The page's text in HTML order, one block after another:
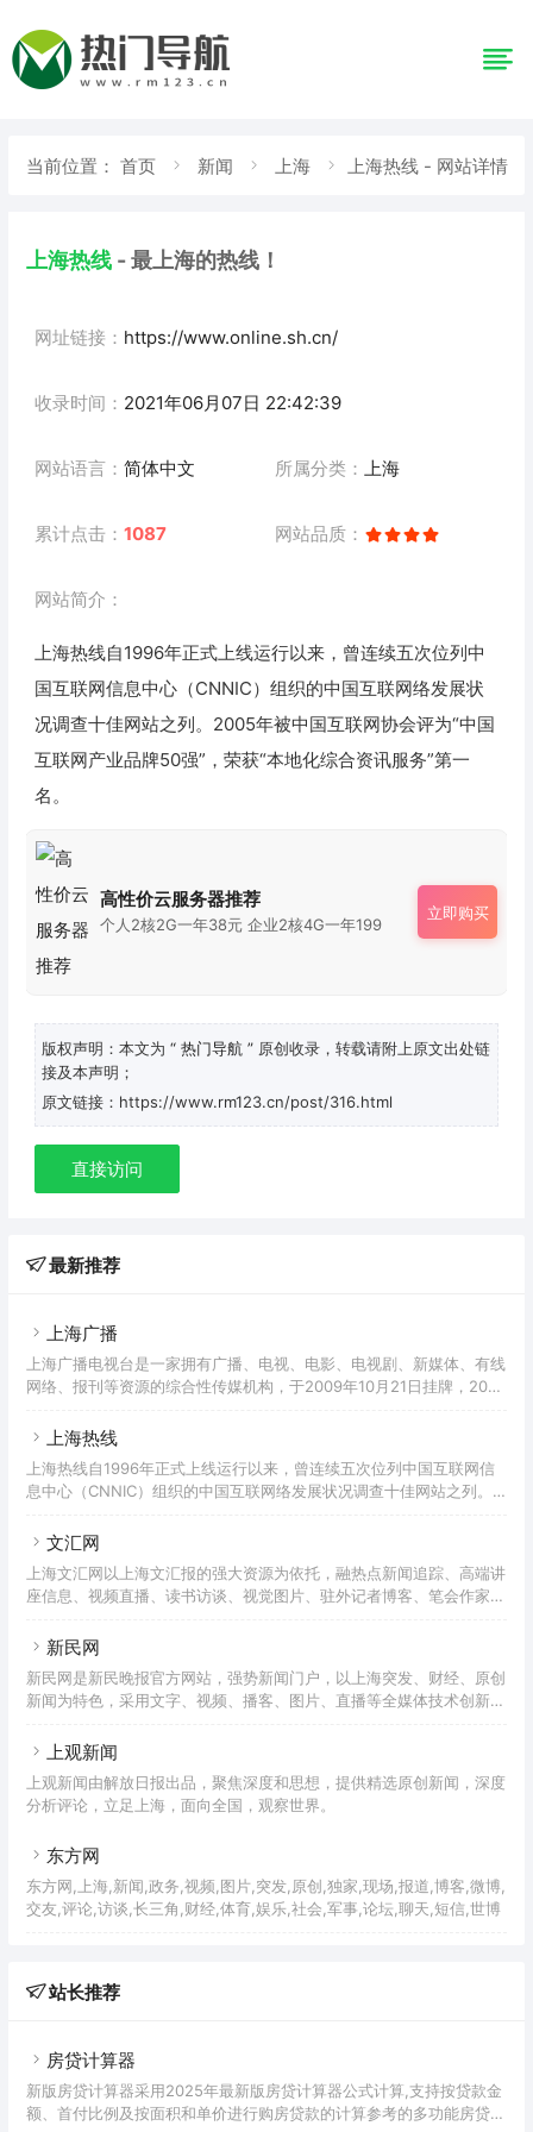
当前位置： 首页 新闻 上海 上海热线 - 网站详情
上海热线 - 最上海的热线！
网址链接： https://www.online.sh.cn/
收录时间： 2021年06月07日 22:42:39
网站语言： 简体中文 所属分类： 上海
累计点击： 1087 网站品质：
网站简介：
上海热线自1996年正式上线运行以来，曾连续五次位列中
国互联网信息中心（CNNIC）组织的中国互联网络发展状
况调查十佳网站之列。2005年被中国互联网协会评为“中国
互联网产业品牌50强”，荣获“本地化综合资讯服务”第一
名。
高性价云服务器推荐
个人2核2G一年38元 企业2核4G一年199
立即购买
版权声明：本文为 “ 热门导航 ” 原创收录，转载请附上原文出处链
接及本声明；
原文链接：https://www.rm123.cn/post/316.html
直接访问
最新推荐
上海广播
上海广播电视台是一家拥有广播、电视、电影、电视剧、新媒体、有线
网络、报刊等资源的综合性传媒机构，于2009年10月21日挂牌，2010
频道。电视频道日播出总量为323小时，广播频率日播出总量为233小
上海热线
上海热线自1996年正式上线运行以来，曾连续五次位列中国互联网信
息中心（CNNIC）组织的中国互联网络发展状况调查十佳网站之列。
化综合资讯服务”第一名。
文汇网
上海文汇网以上海文汇报的强大资源为依托，融热点新闻追踪、高端讲
座信息、视频直播、读书访谈、视觉图片、驻外记者博客、笔会作家专
智观点”的平台。
新民网
新民网是新民晚报官方网站，强势新闻门户，以上海突发、财经、原创
新闻为特色，采用文字、视频、播客、图片、直播等全媒体技术创新报
上观新闻
上观新闻由解放日报出品，聚焦深度和思想，提供精选原创新闻，深度
分析评论，立足上海，面向全国，观察世界。
东方网
东方网,上海,新闻,政务,视频,图片,突发,原创,独家,现场,报道,博客,微博,
交友,评论,访谈,长三角,财经,体育,娱乐,社会,军事,论坛,聊天,短信,世博
站长推荐
房贷计算器
新版房贷计算器采用2025年最新版房贷计算器公式计算,支持按贷款金
额、首付比例及按面积和单价进行购房贷款的计算参考的多功能房贷计